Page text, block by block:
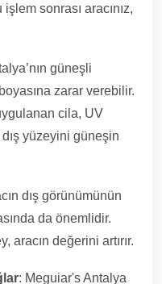
sonrası aracınız,
güneşli
zarar verebilir.
cila, UV
dış yüzeyini güneşin
dış görünümünün
da önemlidir.
aracın değerini artırır.
: Meguiar's Antalya